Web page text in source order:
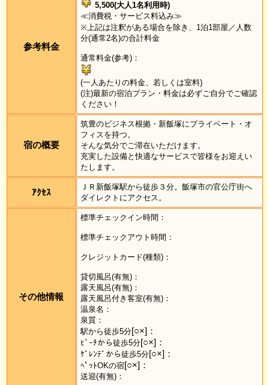
参考料金
5,500(大人1名利用時)
≪消費税・サービス料込み≫
※上記は注釈がある場合を除き、1泊1部屋／人数
分(通常2名)の合計料金
通常料金(参考)：
(一人あたりの料金、若しくは室料)
(注)最新の宿泊プラン・料金は必ずご自分でご確認
ください！
宿の概要
筑豊のビジネス根拠・新飯塚にプライベート・オ
フィスを持つ。
そんな気分でご滞在いただけます。
充実した設備と快適なサービスで皆様をお迎えい
たします。
ｱｸｾｽ
ＪＲ新飯塚駅から徒歩３分。飯塚市の官公庁街へ
ダイレクトにアクセス。
その他情報
標準チェックイン時間：
標準チェックアウト時間：
クレジットカード(種類)：
貸切風呂(有無)：
露天風呂(有無)：
露天風呂付き客室(有無)：
温泉名：
泉質：
駅から徒歩5分[○×]：
ﾋﾞｰﾁから徒歩5分[○×]：
ｹﾞﾚﾝﾃﾞから徒歩5分[○×]：
ﾍﾟｯﾄOKの宿[○×]：
送迎(有無)：